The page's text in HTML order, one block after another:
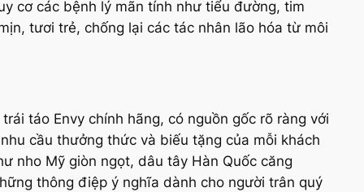
cơ các bệnh lý mãn tính như tiểu đường, tim
tươi trẻ, chống lại các tác nhân lão hóa từ môi
táo Envy chính hãng, có nguồn gốc rõ ràng với
cầu thưởng thức và biếu tặng của mỗi khách
nho Mỹ giòn ngọt, dâu tây Hàn Quốc căng
thông điệp ý nghĩa dành cho người trân quý